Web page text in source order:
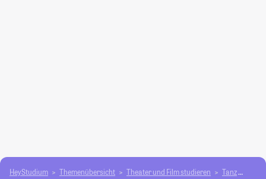
HeyStudium Themenübersicht Theater und Film studieren Tanz